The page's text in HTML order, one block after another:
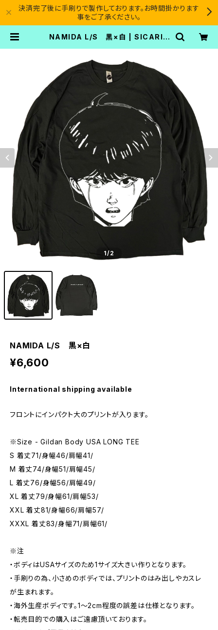
決済完了後に手刷りで製作しております。お時間掛かります
事をご了承ください。
NAMIDA L/S 黒×白 | SICARIO
1/2
NAMIDA L/S 黒×白
¥6,600
International shipping available
フロントにインパクト大のプリントが入ります。
※Size - Gildan Body USA LONG TEE
S 着丈71/身幅46/肩幅41/
M 着丈74/身幅51/肩幅45/
L 着丈76/身幅56/肩幅49/
XL 着丈79/身幅61/肩幅53/
XXL 着丈81/身幅66/肩幅57/
XXXL 着丈83/身幅71/肩幅61/
※注
・ボディはUSAサイズのため1サイズ大きい作りとなります。
・手刷りの為、小さめのボディでは、プリントのはみ出しやカスレ
が生まれます。
・海外生産ボディです。1～2cm程度の誤差は仕様となります。
・転売目的での購入はご遠慮頂いております。